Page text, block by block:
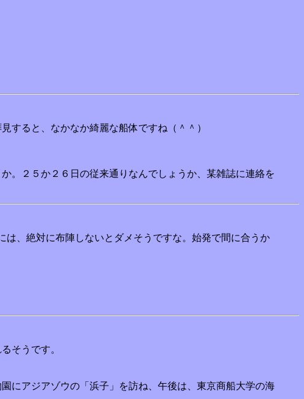
ると、なかなか綺麗な船体ですね（＾＾）
。２５か２６日の従来通りなんでしょうか、某雑誌に連絡を
、絶対に布陣しないとダメそうですな。始発で間に合うか
そうです。
にアジアゾウの「浜子」を訪ね、午後は、東京商船大学の海